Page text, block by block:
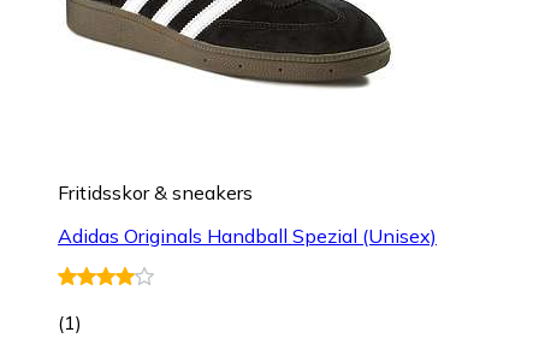
Fritidsskor & sneakers
Adidas Originals Handball Spezial (Unisex)
(1)